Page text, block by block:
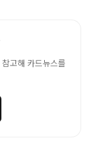
고해 카드뉴스를